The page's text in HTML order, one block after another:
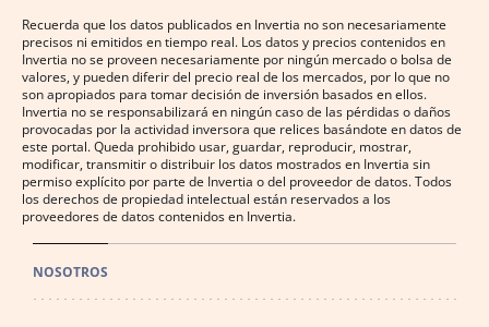
Recuerda que los datos publicados en Invertia no son necesariamente
precisos ni emitidos en tiempo real. Los datos y precios contenidos en
Invertia no se proveen necesariamente por ningún mercado o bolsa de
valores, y pueden diferir del precio real de los mercados, por lo que no
son apropiados para tomar decisión de inversión basados en ellos.
Invertia no se responsabilizará en ningún caso de las pérdidas o daños
provocadas por la actividad inversora que relices basándote en datos de
este portal. Queda prohibido usar, guardar, reproducir, mostrar,
modificar, transmitir o distribuir los datos mostrados en Invertia sin
permiso explícito por parte de Invertia o del proveedor de datos. Todos
los derechos de propiedad intelectual están reservados a los
proveedores de datos contenidos en Invertia.
NOSOTROS